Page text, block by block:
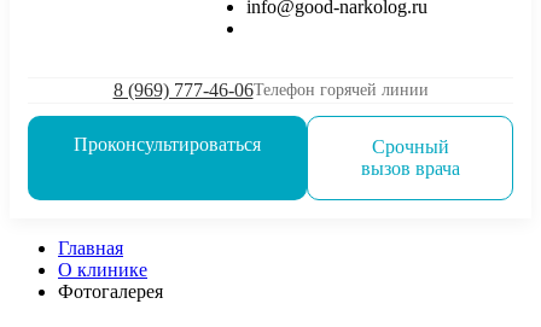
info@good-narkolog.ru
8 (969) 777-46-06Телефон горячей линии
Проконсультироваться
Срочный
вызов врача
Главная
О клинике
Фотогалерея